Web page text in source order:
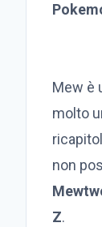
Mew è
molto
non
Z.